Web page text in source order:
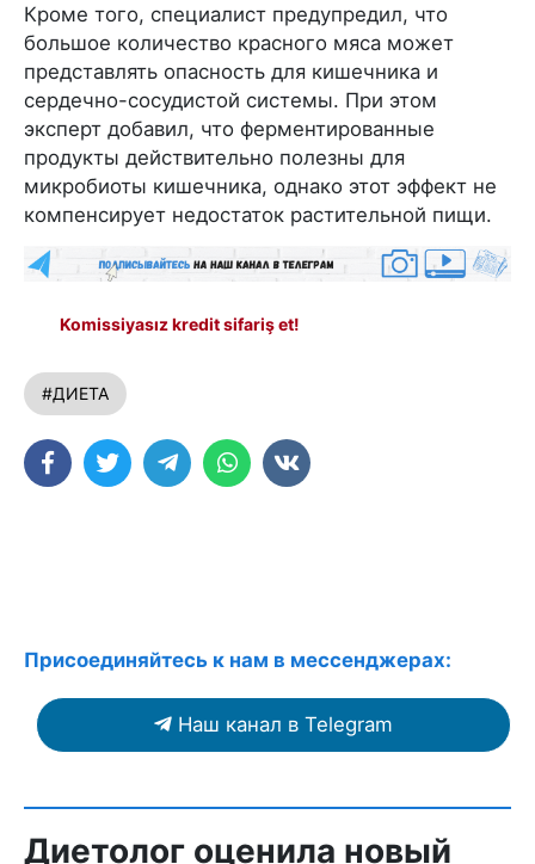
Кроме того, специалист предупредил, что
большое количество красного мяса может
представлять опасность для кишечника и
сердечно-сосудистой системы. При этом
эксперт добавил, что ферментированные
продукты действительно полезны для
микробиоты кишечника, однако этот эффект не
компенсирует недостаток растительной пищи.
Komissiyasız kredit sifariş et!
#ДИЕТА
Присоединяйтесь к нам в мессенджерах:
Наш канал в Telegram
Диетолог оценила новый